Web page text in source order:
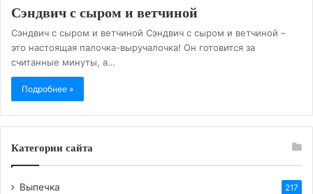
Сэндвич с сыром и ветчиной
Сэндвич с сыром и ветчиной Сэндвич с сыром и ветчиной –
это настоящая палочка-выручалочка! Он готовится за
считанные минуты, а…
Подробнее »
Категории сайта
Выпечка 217